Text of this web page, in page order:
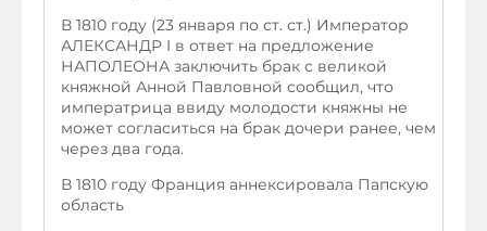
В 1810 году (23 января по ст. ст.) Император
АЛЕКСАНДР I в ответ на предложение
НАПОЛЕОНА заключить брак с великой
княжной Анной Павловной сообщил, что
императрица ввиду молодости княжны не
может согласиться на брак дочери ранее, чем
через два года.
В 1810 году Франция аннексировала Папскую
область